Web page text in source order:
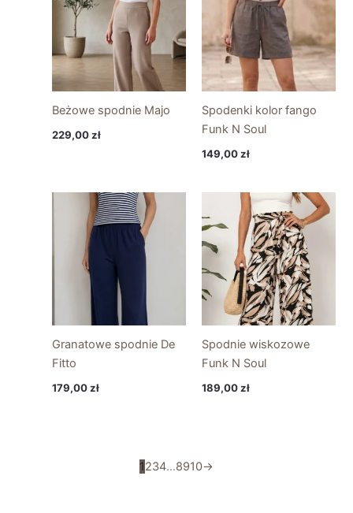
Beżowe spodnie Majo
229,00zł
Spodenki kolor fango
Funk N Soul
149,00zł
Granatowe spodnie De
Fitto
179,00zł
Spodnie wiskozowe
Funk N Soul
189,00zł
1234…8910→